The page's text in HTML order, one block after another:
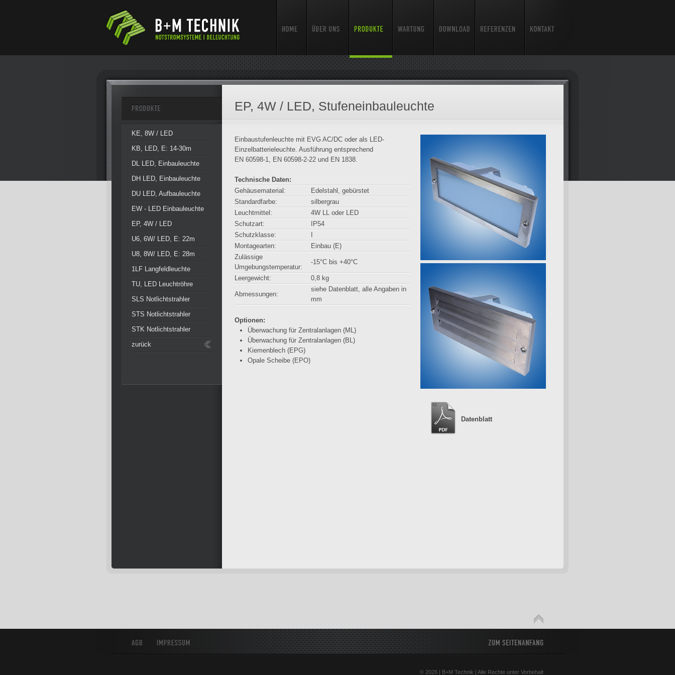
EP, 4W / LED, Stufeneinbauleuchte
Einbaustufenleuchte mit EVG AC/DC oder als LED-
Einzelbatterieleuchte. Ausführung entsprechend
EN 60598-1, EN 60598-2-22 und EN 1838.
Technische Daten:
Gehäusematerial:
Edelstahl, gebürstet
Standardfarbe:
silbergrau
Leuchtmittel:
4W LL oder LED
Schutzart:
IP54
Schutzklasse:
Montagearten:
Einbau (E)
Zulässige
Umgebungstemperatur:
-15°C bis +40°C
Leergewicht: 0,8 kg
Abmessungen:
siehe Datenblatt, alle Angaben in
mm
Optionen:
Überwachung für Zentralanlagen (ML)
Überwachung für Zentralanlagen (BL)
Kiemenblech (EPG)
Opale Scheibe (EPO)
Datenblatt
KE, 8W / LED
KB, LED, E: 14-30m
DL LED, Einbauleuchte
DH LED, Einbauleuchte
DU LED, Aufbauleuchte
EW - LED Einbauleuchte
EP, 4W / LED
U6, 6W/ LED, E: 22m
U8, 8W/ LED, E: 28m
1LF Langfeldleuchte
TU, LED Leuchtröhre
SLS Notlichtstrahler
STS Notlichtstrahler
STK Notlichtstrahler
zurück
© 2026 | B+M Technik | Alle Rechte unter Vorbehalt